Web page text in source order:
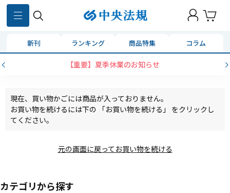
新刊 ランキング 商品特集 コラム
【重要】夏季休業のお知らせ
現在、買い物かごには商品が入っておりません。
お買い物を続けるには下の 「お買い物を続ける」 をクリックし
てください。
元の画面に戻ってお買い物を続ける
カテゴリから探す